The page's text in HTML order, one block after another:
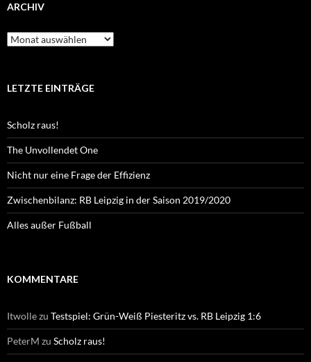
ARCHIV
Archiv
LETZTE EINTRÄGE
Scholz raus!
The Unvollendet One
Nicht nur eine Frage der Effizienz
Zwischenbilanz: RB Leipzig in der Saison 2019/2020
Alles außer Fußball
KOMMENTARE
Itwollezu Testspiel: Grün-Weiß Piesteritz vs. RB Leipzig 1:6
PeterM zu Scholz raus!